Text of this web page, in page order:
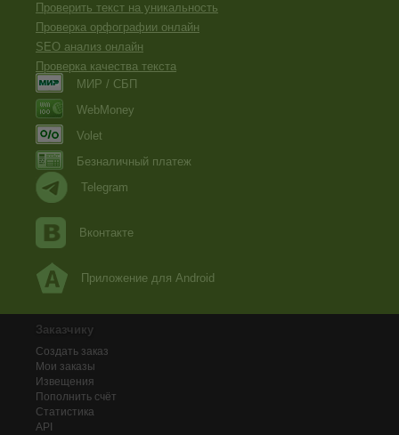
Проверить текст на уникальность
Проверка орфографии онлайн
SEO анализ онлайн
Проверка качества текста
МИР / СБП
WebMoney
Volet
Безналичный платеж
Telegram
Вконтакте
Приложение для Android
Заказчику
Создать заказ
Мои заказы
Извещения
Пополнить счёт
Статистика
API